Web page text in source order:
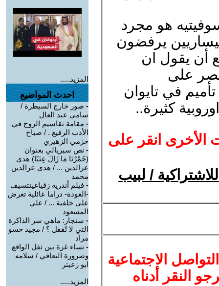
هو مجرد
يرفضون
أن يقول ان
على
في تايوان
كثيرة..
الأخرى انقر على
/ لبيب
الاجتماعية
النقر أدناه
المزيد.....
احدث المواضيع
- صور خارج السيطرة /
سامي عبد العال
- مقامة تقاسيم الروح في
الأدب الرفيع . / صباح
حزمي الزهيري
- نص سيريالي بعنوان
(خَمْرُنَا مَا زَالَ عِنَبًا) هدى
عزالدين ... / هدى عزالدين
محمد
- فيلم أندريه زفياغينتسيف
-العودة- دراما عائلية تعرض
على خلفية ... / علي
المسعود
- سنجار: ماهي سر الذاكرة
التي لا تُقفل ؟ / مجيد حسو
مراد
- نساء غزة بين ثقل الواقع
وضرورة التعافي / سلامه
ابو زعيتر
المزيد.....